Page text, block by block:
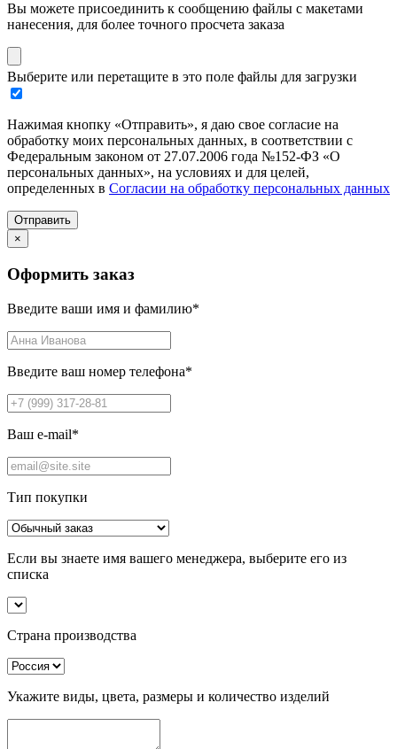
Вы можете присоединить к сообщению файлы с макетами
нанесения, для более точного просчета заказа
Выберите или перетащите в это поле файлы для загрузки
Нажимая кнопку «Отправить», я даю свое согласие на
обработку моих персональных данных, в соответствии с
Федеральным законом от 27.07.2006 года №152-ФЗ «О
персональных данных», на условиях и для целей,
определенных в Согласии на обработку персональных данных
Отправить
×
Оформить заказ
Введите ваши имя и фамилию*
Введите ваш номер телефона*
Ваш e-mail*
Тип покупки
Если вы знаете имя вашего менеджера, выберите его из
списка
Страна производства
Укажите виды, цвета, размеры и количество изделий